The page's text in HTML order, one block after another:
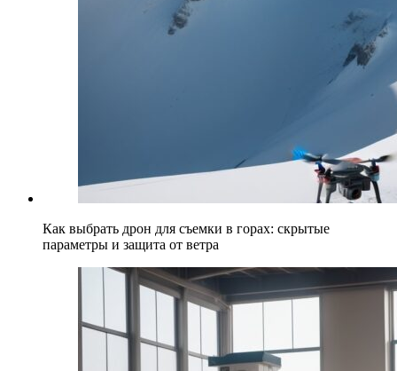
Как выбрать дрон для съемки в горах: скрытые
параметры и защита от ветра